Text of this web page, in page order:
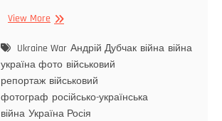
View More
Ukraine War Андрій Дубчак війна війна
україна фото військовий
репортаж військовий
фотограф російсько-українська
війна Україна Росія